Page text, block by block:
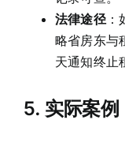
法律途径：
略省房东与
天通知终止
5. 实际案例